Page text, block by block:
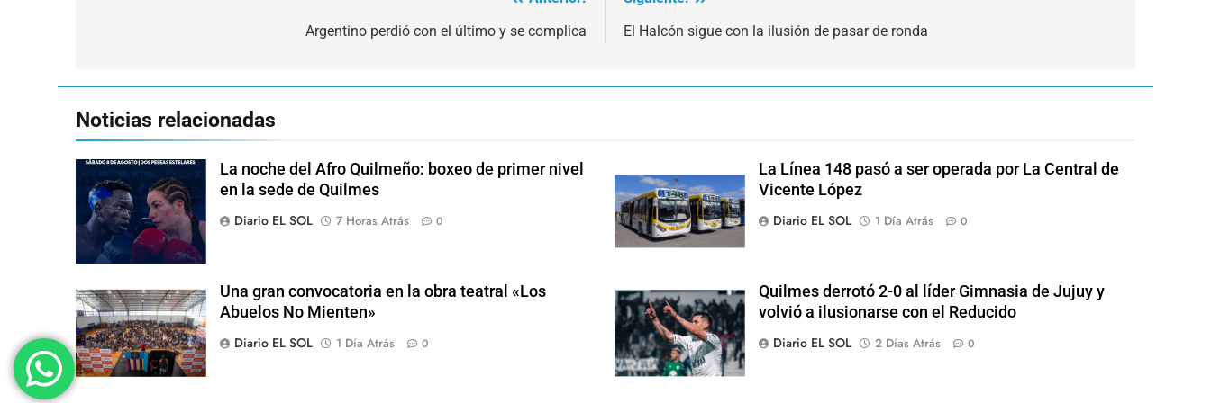
Argentino perdió con el último y se complica
El Halcón sigue con la ilusión de pasar de ronda
Noticias relacionadas
La noche del Afro Quilmeño: boxeo de primer nivel
en la sede de Quilmes
Diario EL SOL
7 Horas Atrás 0
La Línea 148 pasó a ser operada por La Central de
Vicente López
Diario EL SOL
1 Día Atrás 0
Una gran convocatoria en la obra teatral «Los
Abuelos No Mienten»
Diario EL SOL
1 Día Atrás 0
Quilmes derrotó 2-0 al líder Gimnasia de Jujuy y
volvió a ilusionarse con el Reducido
Diario EL SOL
2 Días Atrás 0